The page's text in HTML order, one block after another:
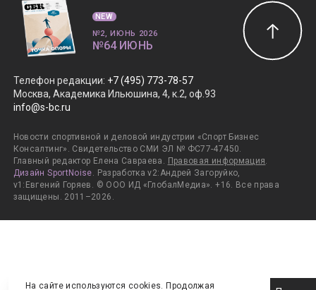
Телефон редакции: +7 (495) 773-78-57
Москва, Академика Ильюшина, 4, к.2, оф.93
info@s-bc.ru
Новости спортивной и деловой индустрии «Спорт Бизнес
Консалтинг». Свидетельство СМИ ЭЛ № ФС77-47450.
Главный редактор Елена Савраева. Правовая информация.
Дизайн SportNoise. Разработка v2:Андрей Загоруйко,
v1:Евгений Горяев. © ООО ИД «ГлобалМедиа». +16. Все права
защищены. 2011–2026.
NEW
№2, ИЮНЬ 2026
№64 ИЮНЬ
На сайте используются cookies. Продолжая